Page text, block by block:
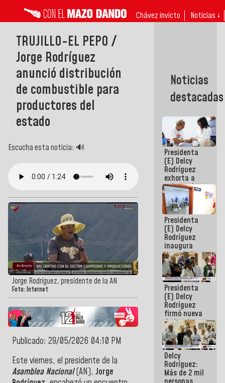
Chávez invicto Noticias ↓
TRUJILLO-EL PEPO /
Jorge Rodríguez
anunció distribución
de combustible para
productores del
estado
Escucha esta noticia: 🔊
Jorge Rodríguez, presidente de la AN
Foto: Internet
Publicado: 29/05/2026 04:10 PM
Este viernes, el presidente de la
Asamblea Nacional(AN), Jorge
Noticias
destacadas
Presidenta
(E) Delcy
Rodríguez
exhorta a
gobernadores
y alcaldes a
edificar
casas para
abuelos
Presidenta
(E) Delcy
Rodríguez
inaugura
casa de los
Abuelos
Primavera
en Caracas
Presidenta
(E) Delcy
Rodríguez
firmó nueva
de Ley de
Arrendamiento
aprobada
por la AN
Delcy
Rodríguez:
Más de 2 mil